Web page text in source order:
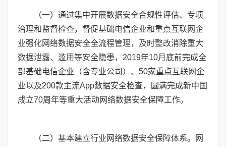
（一）通过集中开展数据安全合规性评估、专项
治理和监督检查，督促基础电信企业和重点互联网企
业强化网络数据安全全流程管理，及时整改消除重大
数据泄露、滥用等安全隐患， 2019年10月底前完成全
部基础电信企业（含专业公司）、 50家重点互联网企
业以及200款主流App数据安全检查，圆满完成新中国
成立70周年等重大活动网络数据安全保障工作。
（二）基本建立行业网络数据安全保障体系。网